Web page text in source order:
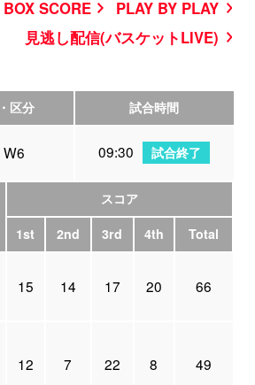
BOX SCORE
PLAY BY PLAY
見逃し配信(バスケットLIVE)
区分 試合時間
W6 09:30 試合終了
スコア
1st
2nd 3rd 4th Total
15 14 17 20 66
12 7 22 8 49